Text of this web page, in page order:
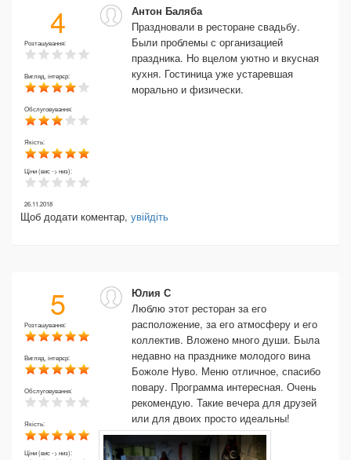
4
Розташування:
Вигляд, інтерєр:
Обслуговування:
Якість:
Ціни (вис -> низ):
Антон Баляба
Праздновали в ресторане свадьбу.
Были проблемы с организацией
праздника. Но вцелом уютно и вкусная
кухня. Гостиница уже устаревшая
морально и физически.
26.11.2018
Щоб додати коментар, увійдіть
5
Розташування:
Вигляд, інтерєр:
Обслуговування:
Якість:
Ціни (вис -> низ):
Юлия С
Люблю этот ресторан за его
расположение, за его атмосферу и его
коллектив. Вложено много души. Была
недавно на празднике молодого вина
Божоле Нуво. Меню отличное, спасибо
повару. Программа интересная. Очень
рекомендую. Такие вечера для друзей
или для двоих просто идеальны!